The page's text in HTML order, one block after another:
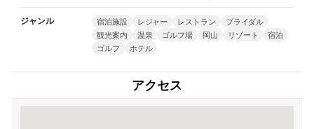
ジャンル 宿泊施設 レジャー レストラン
ブライダル
観光案内
温泉 ゴルフ場 岡山 リゾート
宿泊
ゴルフ
ホテル
アクセス